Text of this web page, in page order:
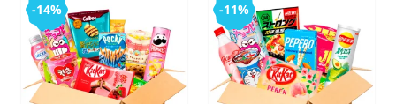
-14% -11%